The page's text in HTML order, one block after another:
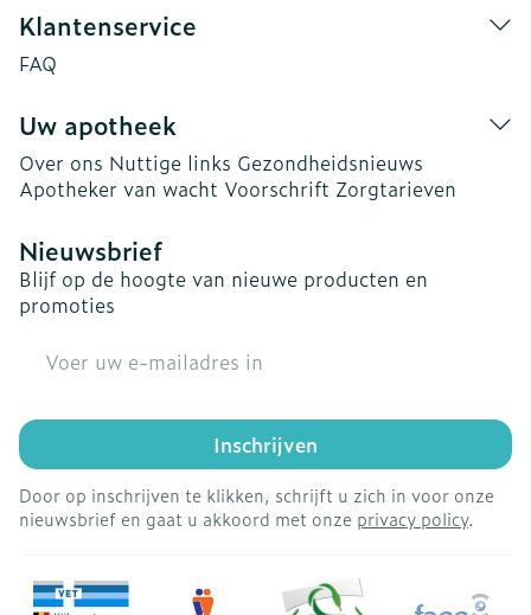
Klantenservice
FAQ
Uw apotheek
Over ons Nuttige links Gezondheidsnieuws
Apotheker van wacht Voorschrift Zorgtarieven
Nieuwsbrief
Blijf op de hoogte van nieuwe producten en
promoties
Inschrijven
Door op inschrijven te klikken, schrijft u zich in voor onze
nieuwsbrief en gaat u akkoord met onze privacy policy.